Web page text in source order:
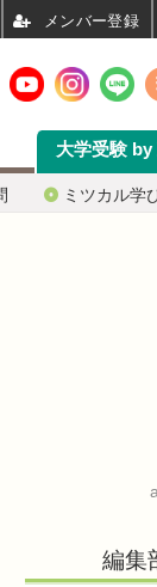
ミツカル学
大学受験 by
編集